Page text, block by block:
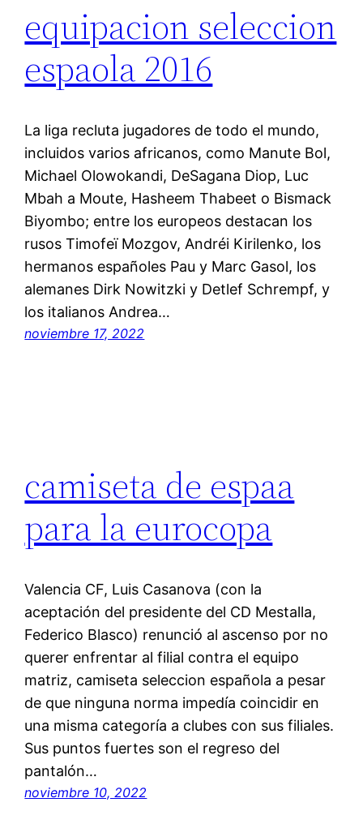
equipacion seleccion
espaola 2016
La liga recluta jugadores de todo el mundo,
incluidos varios africanos, como Manute Bol,
Michael Olowokandi, DeSagana Diop, Luc
Mbah a Moute, Hasheem Thabeet o Bismack
Biyombo; entre los europeos destacan los
rusos Timofeï Mozgov, Andréi Kirilenko, los
hermanos españoles Pau y Marc Gasol, los
alemanes Dirk Nowitzki y Detlef Schrempf, y
los italianos Andrea…
noviembre 17, 2022
camiseta de espaa
para la eurocopa
Valencia CF, Luis Casanova (con la
aceptación del presidente del CD Mestalla,
Federico Blasco) renunció al ascenso por no
querer enfrentar al filial contra el equipo
matriz, camiseta seleccion española a pesar
de que ninguna norma impedía coincidir en
una misma categoría a clubes con sus filiales.
Sus puntos fuertes son el regreso del
pantalón…
noviembre 10, 2022